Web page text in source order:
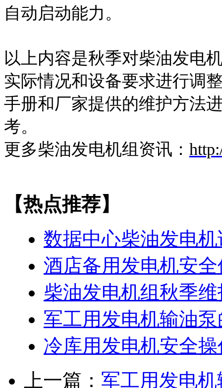
自动启动能力。
以上内容是秋季对柴油发电
实际情况和设备要求进行调
手册和厂家提供的维护方法
考。
更多柴油发电机组资讯：
【热点推荐】
数据中心柴油发电
酒店备用发电机安
柴油发电机组秋季
军工用发电机输油
冷库用发电机安全
上一篇： 军工用发电